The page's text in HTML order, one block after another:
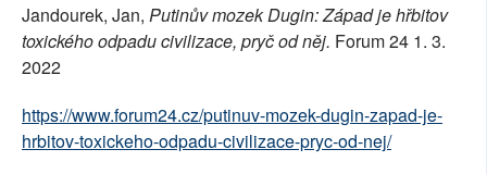
Jandourek, Jan, Putinův mozek Dugin: Západ je hřbitov
toxického odpadu civilizace, pryč od něj. Forum 24 1. 3.
2022
https://www.forum24.cz/putinuv-mozek-dugin-zapad-je-
hrbitov-toxickeho-odpadu-civilizace-pryc-od-nej/